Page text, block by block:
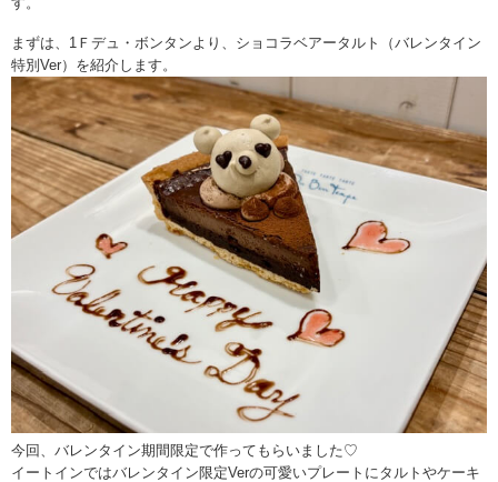
まずは、1Ｆデュ・ボンタンより、ショコラベアータルト（バレンタイン
特別Ver）を紹介します。
今回、バレンタイン期間限定で作ってもらいました♡
イートインではバレンタイン限定Verの可愛いプレートにタルトやケーキ